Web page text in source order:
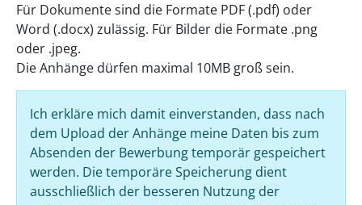
Für Dokumente sind die Formate PDF (.pdf) oder
Word (.docx) zulässig. Für Bilder die Formate .png
oder .jpeg.
Die Anhänge dürfen maximal 10MB groß sein.
Ich erkläre mich damit einverstanden, dass nach
dem Upload der Anhänge meine Daten bis zum
Absenden der Bewerbung temporär gespeichert
werden. Die temporäre Speicherung dient
ausschließlich der besseren Nutzung der